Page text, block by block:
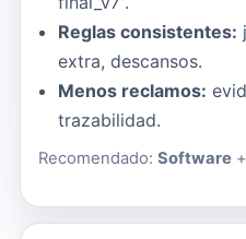
Reglas consistentes:
extra, descansos.
Menos reclamos:
trazabilidad.
Recomendado: Software+